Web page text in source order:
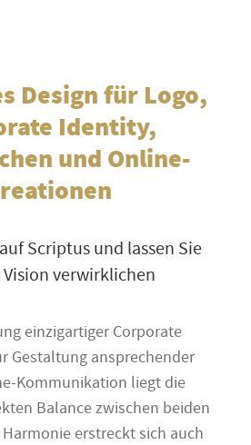
Design für Logo,
Identity,
und Online-
Scriptus und lassen Sie
Vision verwirklichen
einzigartiger Corporate
Gestaltung ansprechender
Kommunikation liegt die
Balance zwischen beiden
erstreckt sich auch